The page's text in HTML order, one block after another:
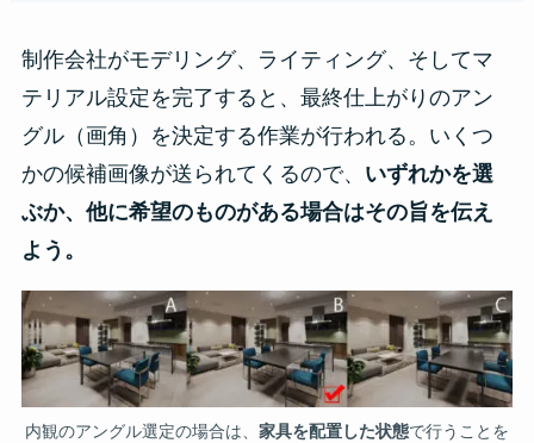
制作会社がモデリング、ライティング、そしてマ
テリアル設定を完了すると、最終仕上がりのアン
グル（画角）を決定する作業が行われる。いくつ
かの候補画像が送られてくるので、 いずれかを選
ぶか、他に希望のものがある場合はその旨を伝え
よう。
内観のアングル選定の場合は、 家具を配置した状態で行うことを